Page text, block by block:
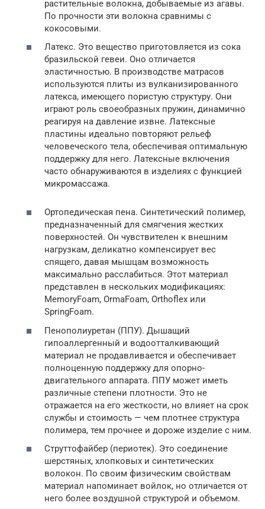
растительные волокна, добываемые из агавы.
По прочности эти волокна сравнимы с
кокосовыми.
Латекс. Это вещество приготовляется из сока
бразильской гевеи. Оно отличается
эластичностью. В производстве матрасов
используются плиты из вулканизированного
латекса, имеющего пористую структуру. Они
играют роль своеобразных пружин, динамично
реагируя на давление извне. Латексные
пластины идеально повторяют рельеф
человеческого тела, обеспечивая оптимальную
поддержку для него. Латексные включения
часто обнаруживаются в изделиях с функцией
микромассажа.
Ортопедическая пена. Синтетический полимер,
предназначенный для смягчения жестких
поверхностей. Он чувствителен к внешним
нагрузкам, деликатно компенсирует вес
спящего, давая мышцам возможность
максимально расслабиться. Этот материал
представлен в нескольких модификациях:
MemoryFoam, OrmaFoam, Orthoflex или
SpringFoam.
Пенополиуретан (ППУ). Дышащий
гипоаллергенный и водоотталкивающий
материал не продавливается и обеспечивает
полноценную поддержку для опорно-
двигательного аппарата. ППУ может иметь
различные степени плотности. Это не
отражается на его жесткости, но влияет на срок
службы и стоимость — чем плотнее структура
полимера, тем прочнее и дороже изделие с ним.
Струттофайбер (периотек). Это соединение
шерстяных, хлопковых и синтетических
волокон. По своим физическим свойствам
материал напоминает войлок, но отличается от
него более воздушной структурой и объемом.